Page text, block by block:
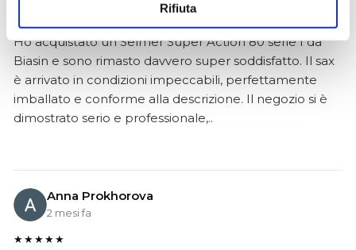
Rifiuta
Ho acquistato un Selmer Super Action 80 serie I da
Biasin e sono rimasto davvero super soddisfatto. Il sax
è arrivato in condizioni impeccabili, perfettamente
imballato e conforme alla descrizione. Il negozio si è
dimostrato serio e professionale,..
Anna Prokhorova
2 mesi fa
★★★★★